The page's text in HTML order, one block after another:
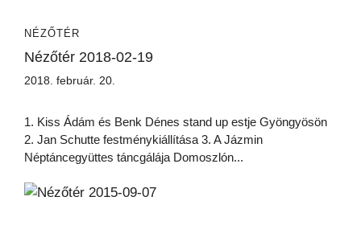
NÉZŐTÉR
Nézőtér 2018-02-19
2018. február. 20.
1. Kiss Ádám és Benk Dénes stand up estje Gyöngyösön
2. Jan Schutte festménykiállítása 3. A Jázmin
Néptáncegyüttes táncgálája Domoszlón...